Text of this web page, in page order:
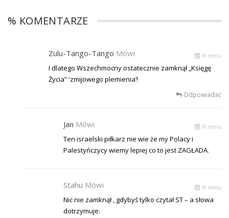
% KOMENTARZE
Zulu-Tango-Tango Mówi % temu
I dlatego Wszechmocny ostatecznie zamknął „Księgę
Życia” 'zmijowego plemienia’!
Odpowiadać
Jan Mówi % temu
Ten israelski piłkarz nie wie że my Polacy i
Palestyńczycy wiemy lepiej co to jest ZAGŁADA.
Stahu Mówi % temu
Nic nie zamknął , gdybyś tylko czytał ST – a słowa
dotrzymuje.